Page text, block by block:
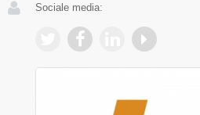
Sociale media: